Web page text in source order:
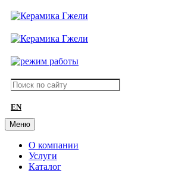
EN
Меню
О компании
Услуги
Каталог